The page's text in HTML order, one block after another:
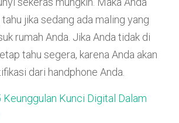
jika sedang ada maling yang
rumah Anda. Jika Anda tidak di
tahu segera, karena Anda akan
dari handphone Anda.
Keunggulan Kunci Digital Dalam